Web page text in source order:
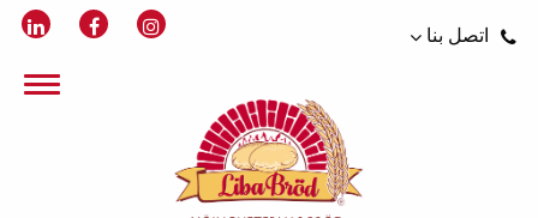
اتصل بنا